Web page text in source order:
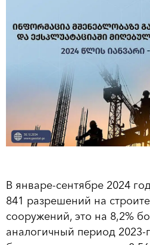
В январе-сентябре 2024
841 разрешений на
сооружений, это на 8,2%
аналогичный период